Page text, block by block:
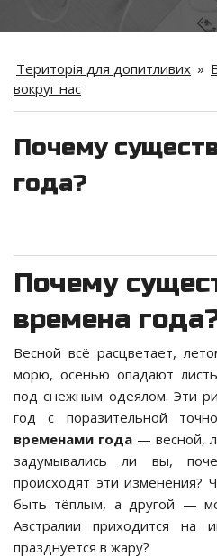
Територія для допитливих »
вокруг нас
Почему
года?
Почему
времена
Весной всё расцветает,
морю, осенью опадают
под снежным одеялом. Эти
год с поразительной
временами года— весной,
задумывались ли вы,
происходят эти изменения?
быть тёплым, а другой —
Австралии приходится
празднуется в жару?